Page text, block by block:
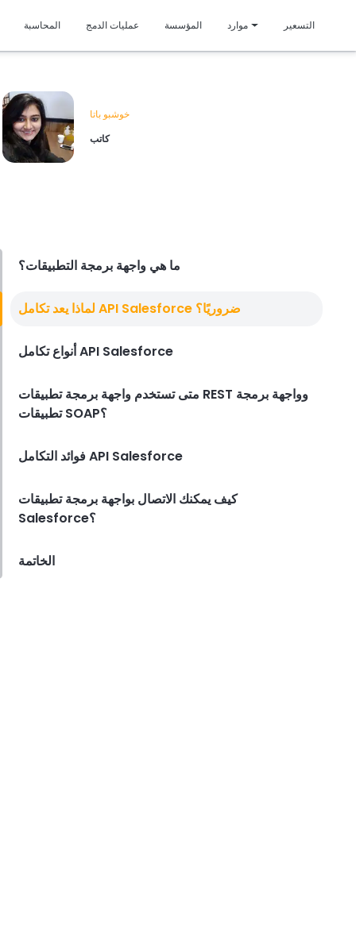
المحاسبة عمليات الدمج المؤسسة موارد التسعير
خوشبو باتا
كاتب
ما هي واجهة برمجة التطبيقات؟
لماذا يعد تكامل API Salesforce ضروريًا؟
أنواع تكامل API Salesforce
متى تستخدم واجهة برمجة تطبيقات REST وواجهة برمجة
تطبيقات SOAP؟
فوائد التكامل API Salesforce
كيف يمكنك الاتصال بواجهة برمجة تطبيقات
Salesforce؟
الخاتمة